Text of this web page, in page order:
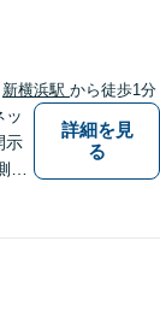
ま
新横浜駅 から徒歩1分
ッ
示
詳細を見
る